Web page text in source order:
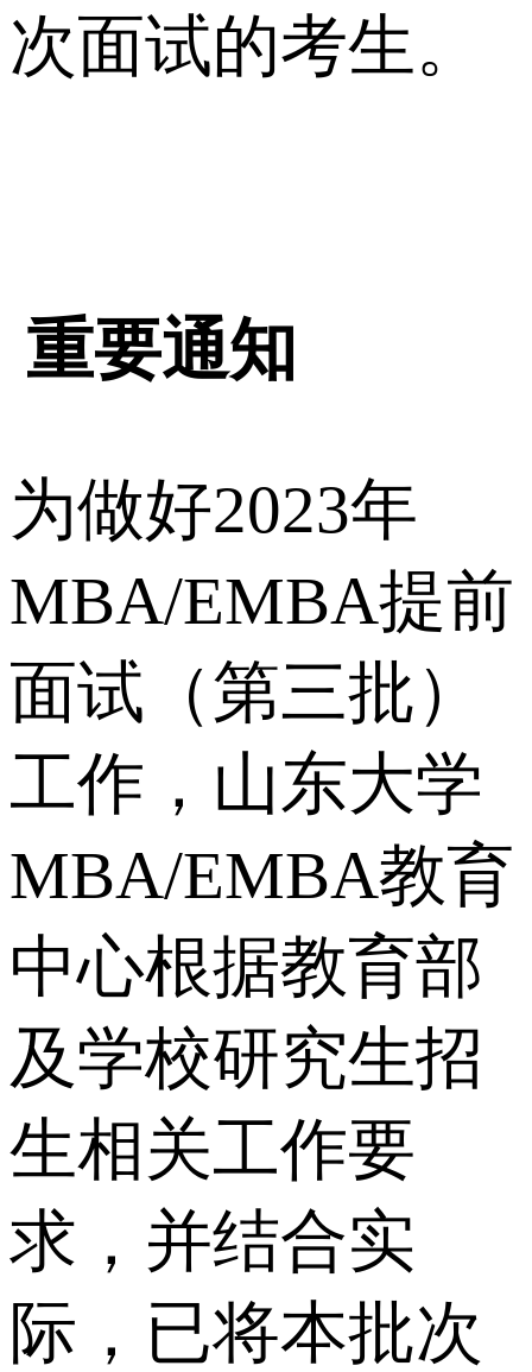
次面试的考生。
重要通知
为做好2023年
MBA/EMBA提前
面试（第三批）
工作，山东大学
MBA/EMBA教育
中心根据教育部
及学校研究生招
生相关工作要
求，并结合实
际，已将本批次